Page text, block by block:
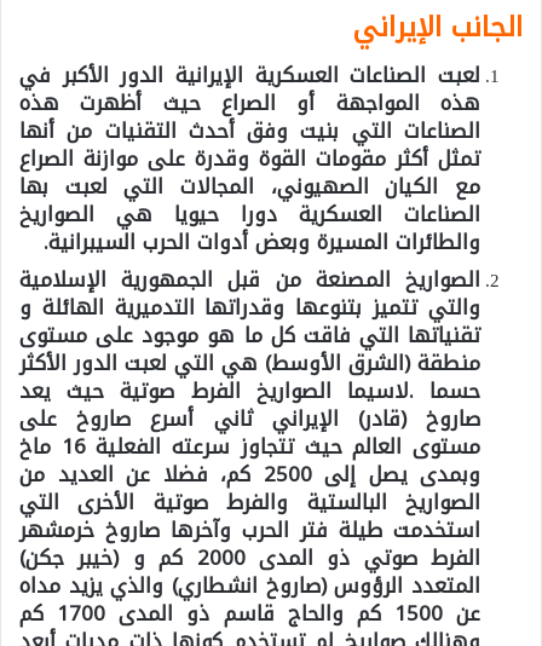
الجانب الإيراني
لعبت الصناعات العسكرية الإيرانية الدور الأكبر في
هذه المواجهة أو الصراع حيث أظهرت هذه
الصناعات التي بنيت وفق أحدث التقنيات من أنها
تمثل أكثر مقومات القوة وقدرة على موازنة الصراع
مع الكيان الصهيوني، المجالات التي لعبت بها
الصناعات العسكرية دورا حيويا هي الصواريخ
والطائرات المسيرة وبعض أدوات الحرب السيبرانية.
الصواريخ المصنعة من قبل الجمهورية الإسلامية
والتي تتميز بتنوعها وقدراتها التدميرية الهائلة و
تقنياتها التي فاقت كل ما هو موجود على مستوى
منطقة (الشرق الأوسط) هي التي لعبت الدور الأكثر
حسما .لاسيما الصواريخ الفرط صوتية حيث يعد
صاروخ (قادر) الإيراني ثاني أسرع صاروخ على
مستوى العالم حيث تتجاوز سرعته الفعلية 16 ماخ
وبمدى يصل إلى 2500 كم، فضلا عن العديد من
الصواريخ البالستية والفرط صوتية الأخرى التي
استخدمت طيلة فتر الحرب وآخرها صاروخ خرمشهر
الفرط صوتي ذو المدى 2000 كم و (خيبر جكن)
المتعدد الرؤوس (صاروخ انشطاري) والذي يزيد مداه
عن 1500 كم والحاج قاسم ذو المدى 1700 كم